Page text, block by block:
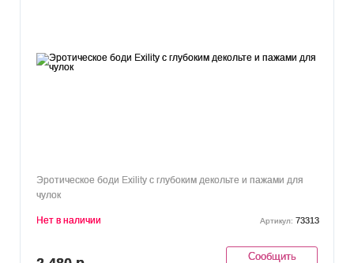
Эротическое боди Exility с глубоким декольте и пажами для
чулок
Нет в наличии Артикул: 73313
Сообщить